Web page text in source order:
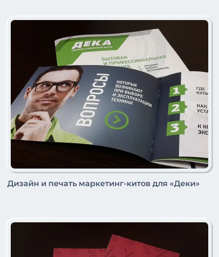
Дизайн и печать маркетинг-китов для «Деки»